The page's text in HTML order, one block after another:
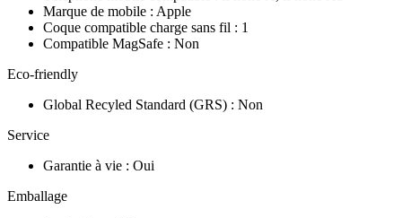
Marque de mobile : Apple
Coque compatible charge sans fil : 1
Compatible MagSafe : Non
Eco-friendly
Global Recyled Standard (GRS) : Non
Service
Garantie à vie : Oui
Emballage